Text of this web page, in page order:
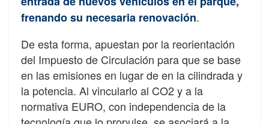
frenando su necesaria renovación.
De esta forma, apuestan por la reorientación
del Impuesto de Circulación para que se base
en las emisiones en lugar de en la cilindrada y
la potencia. Al vincularlo al CO2 y a la
normativa EURO, con independencia de la